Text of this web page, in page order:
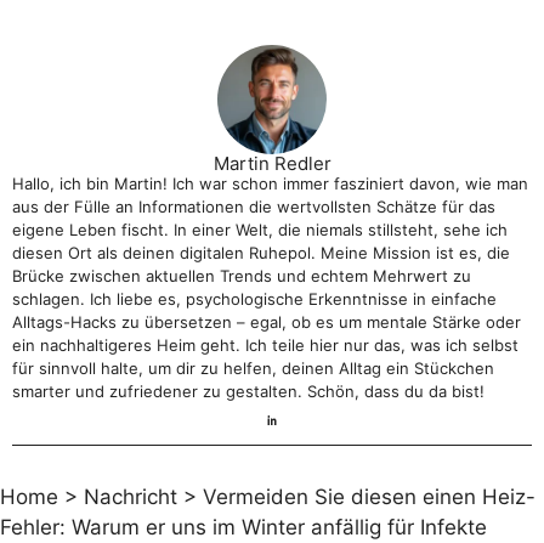
Martin Redler
Hallo, ich bin Martin! Ich war schon immer fasziniert davon, wie man
aus der Fülle an Informationen die wertvollsten Schätze für das
eigene Leben fischt. In einer Welt, die niemals stillsteht, sehe ich
diesen Ort als deinen digitalen Ruhepol. Meine Mission ist es, die
Brücke zwischen aktuellen Trends und echtem Mehrwert zu
schlagen. Ich liebe es, psychologische Erkenntnisse in einfache
Alltags-Hacks zu übersetzen – egal, ob es um mentale Stärke oder
ein nachhaltigeres Heim geht. Ich teile hier nur das, was ich selbst
für sinnvoll halte, um dir zu helfen, deinen Alltag ein Stückchen
smarter und zufriedener zu gestalten. Schön, dass du da bist!
Home > Nachricht > Vermeiden Sie diesen einen Heiz-
Fehler: Warum er uns im Winter anfällig für Infekte